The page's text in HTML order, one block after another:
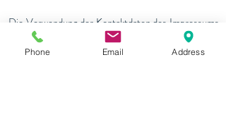
Die Verwendung der Kontaktdaten des Impressums
zur gewerblichen Werbung ist Ausdrücklich
verboten.
Phone Email Address